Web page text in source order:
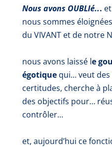
Nous avons OUBLIé...
nous sommes
du VIVANT et de notre
nous avons laissé le
égotique qui… veut
certitudes, cherche à
des objectifs pour…
contrôler…
et, aujourd’hui ce